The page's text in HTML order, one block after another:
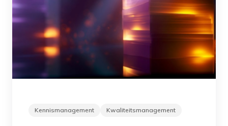
Kennismanagement Kwaliteitsmanagement